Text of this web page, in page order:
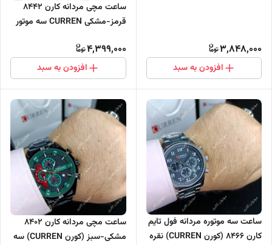
3,848,000
افزودن به سبد
ساعت مچی مردانه کارن 8442
قرمز-مشکی CURREN سه موتور
4,399,000
افزودن به سبد
ساعت سه موتوره مردانه فول تایم
کارن 8466 (کورن CURREN) نقره
ساعت مچی مردانه کارن 8402
مشکی-سبز (کورن CURREN) سه